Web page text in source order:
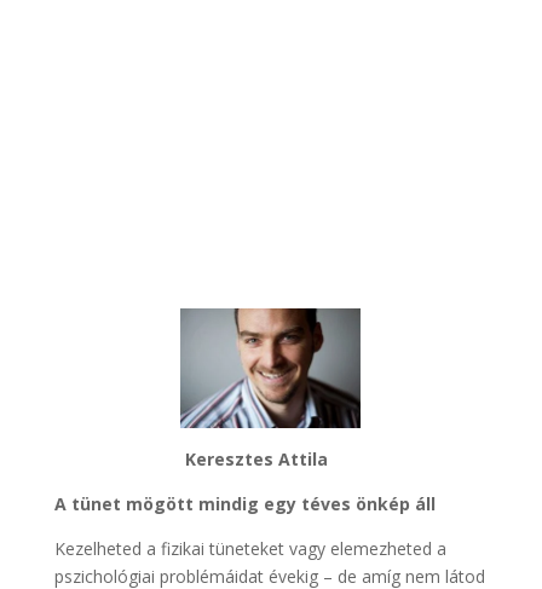
Keresztes Attila
A tünet mögött mindig egy téves önkép áll
Kezelheted a fizikai tüneteket vagy elemezheted a
pszichológiai problémáidat évekig – de amíg nem látod